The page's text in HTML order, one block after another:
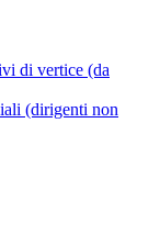
di vertice (da
(dirigenti non